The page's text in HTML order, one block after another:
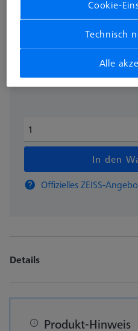
CHF
Verfügbar
In den
Offizielles ZEISS-
Details
Produkt-Hinweis
Cookie-
Technisch
Alle